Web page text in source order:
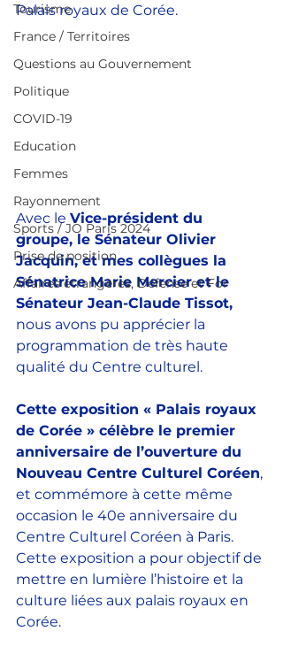
Tourisme
France / Territoires
Questions au Gouvernement
Politique
COVID-19
Education
Femmes
Rayonnement
Sports / JO Paris 2024
Prise de position
Affaires étrangères, Défense et For
Palais royaux de Corée.
Avec le Vice-président du
groupe, le Sénateur Olivier
Jacquin, et mes collègues la
Sénatrice Marie Mercier et le
Sénateur Jean-Claude Tissot,
nous avons pu apprécier la
programmation de très haute
qualité du Centre culturel.
Cette exposition « Palais royaux
de Corée » célèbre le premier
anniversaire de l’ouverture du
Nouveau Centre Culturel Coréen,
et commémore à cette même
occasion le 40e anniversaire du
Centre Culturel Coréen à Paris.
Cette exposition a pour objectif de
mettre en lumière l’histoire et la
culture liées aux palais royaux en
Corée.